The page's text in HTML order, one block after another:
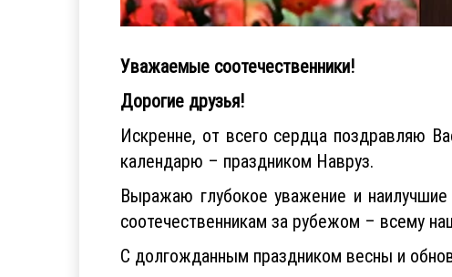
Уважаемые соотечественники!
Дорогие друзья!
Искренне, от всего сердца поздравляю
календарю – праздником Навруз.
Выражаю глубокое уважение и
соотечественникам за рубежом – всему
С долгожданным праздником весны и